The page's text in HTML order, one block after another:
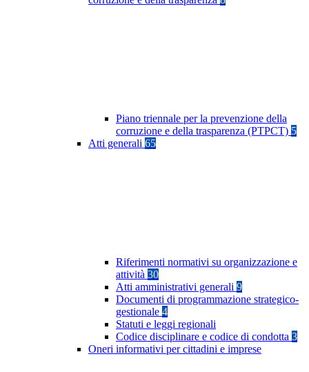
Piano triennale per la prevenzione della
corruzione e della trasparenza (PTPCT) 5
Atti generali 65
Riferimenti normativi su organizzazione e
attività 30
Atti amministrativi generali 9
Documenti di programmazione strategico-
gestionale 4
Statuti e leggi regionali
Codice disciplinare e codice di condotta 3
Oneri informativi per cittadini e imprese